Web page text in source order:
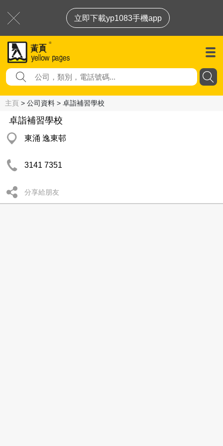
立即下載yp1083手機app
主頁 > 公司資料 > 卓詣補習學校
卓詣補習學校
東涌 逸東邨
3141 7351
分享給朋友